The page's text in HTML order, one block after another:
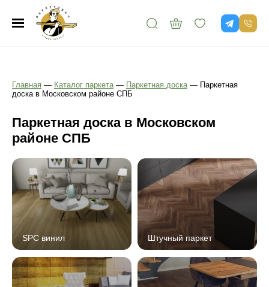
Главная — Каталог паркета — Паркетная доска — Паркетная
доска в Московском районе СПБ
Паркетная доска в Московском
районе СПБ
SPC винил Штучный паркет